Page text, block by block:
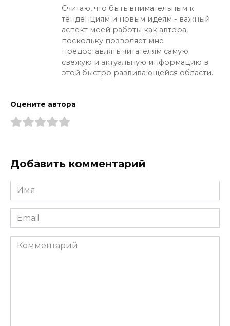
Считаю, что быть внимательным к
тенденциям и новым идеям - важный
аспект моей работы как автора,
поскольку позволяет мне
предоставлять читателям самую
свежую и актуальную информацию в
этой быстро развивающейся области.
Оцените автора
Добавить комментарий
Имя
*
Email
*
Комментарий